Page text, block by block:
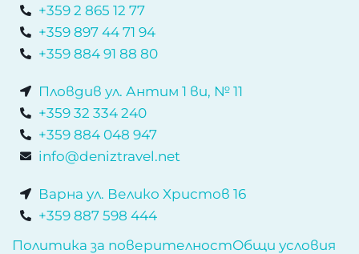
+359 2 865 12 77
+359 897 44 71 94
+359 884 91 88 80
Пловдив ул. Антим 1 ви, № 11
+359 32 334 240
+359 884 048 947
info@deniztravel.net
Варна ул. Велико Христов 16
+359 887 598 444
Политика за поверителностОбщи условия